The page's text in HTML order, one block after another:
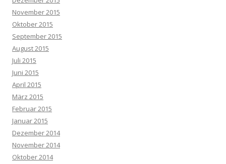
November 2015
Oktober 2015
September 2015
August 2015
Juli 2015
Juni 2015
April 2015
März 2015
Februar 2015
Januar 2015
Dezember 2014
November 2014
Oktober 2014